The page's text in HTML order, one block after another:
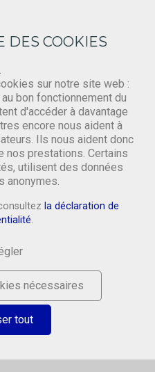
‹ Retourner
DES COOKIES
.
sur notre site web :
bon fonctionnement du
d'accéder à davantage
encore nous aident à
Ils nous aident donc
nos prestations. Certains
utilisent des données
anonymes.
la déclaration de
.
nécessaires
tout